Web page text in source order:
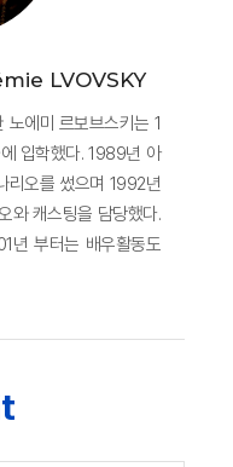
LVOVSKY
에미 르보브스키는 1
입학했다. 1989년 아
리오를 썼으며 1992년
와 캐스팅을 담당했다.
년 부터는 배우활동도